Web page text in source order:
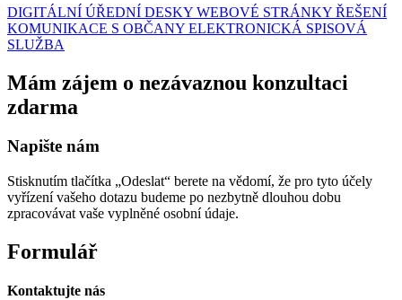
DIGITÁLNÍ ÚŘEDNÍ DESKY WEBOVÉ STRÁNKY ŘEŠENÍ
KOMUNIKACE S OBČANY ELEKTRONICKÁ SPISOVÁ
SLUŽBA
Mám zájem o nezávaznou konzultaci
zdarma
Napište nám
Stisknutím tlačítka „Odeslat“ berete na vědomí, že pro tyto účely
vyřízení vašeho dotazu budeme po nezbytně dlouhou dobu
zpracovávat vaše vyplněné osobní údaje.
Formulář
Kontaktujte nás